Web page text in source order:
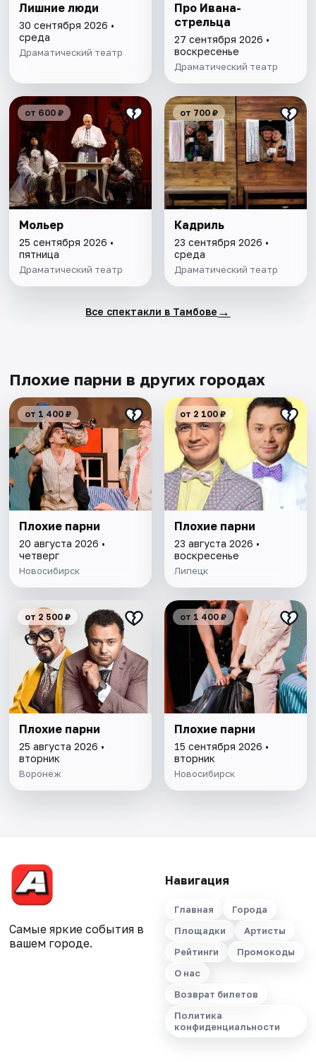
Лишние люди
30 сентября 2026 •
среда
Драматический театр
Про Ивана-
стрельца
27 сентября 2026 •
воскресенье
Драматический театр
от 600 ₽
Мольер
25 сентября 2026 •
пятница
Драматический театр
от 700 ₽
Кадриль
23 сентября 2026 •
среда
Драматический театр
Все спектакли в Тамбове →
Плохие парни в других городах
от 1 400 ₽
Плохие парни
20 августа 2026 •
четверг
Новосибирск
от 2 100 ₽
Плохие парни
23 августа 2026 •
воскресенье
Липецк
от 2 500 ₽
Плохие парни
25 августа 2026 •
вторник
Воронеж
от 1 400 ₽
Плохие парни
15 сентября 2026 •
вторник
Новосибирск
Самые яркие события в
вашем городе.
Навигация
Главная
Города
Площадки
Артисты
Рейтинги
Промокоды
О нас
Возврат билетов
Политика
конфиденциальности